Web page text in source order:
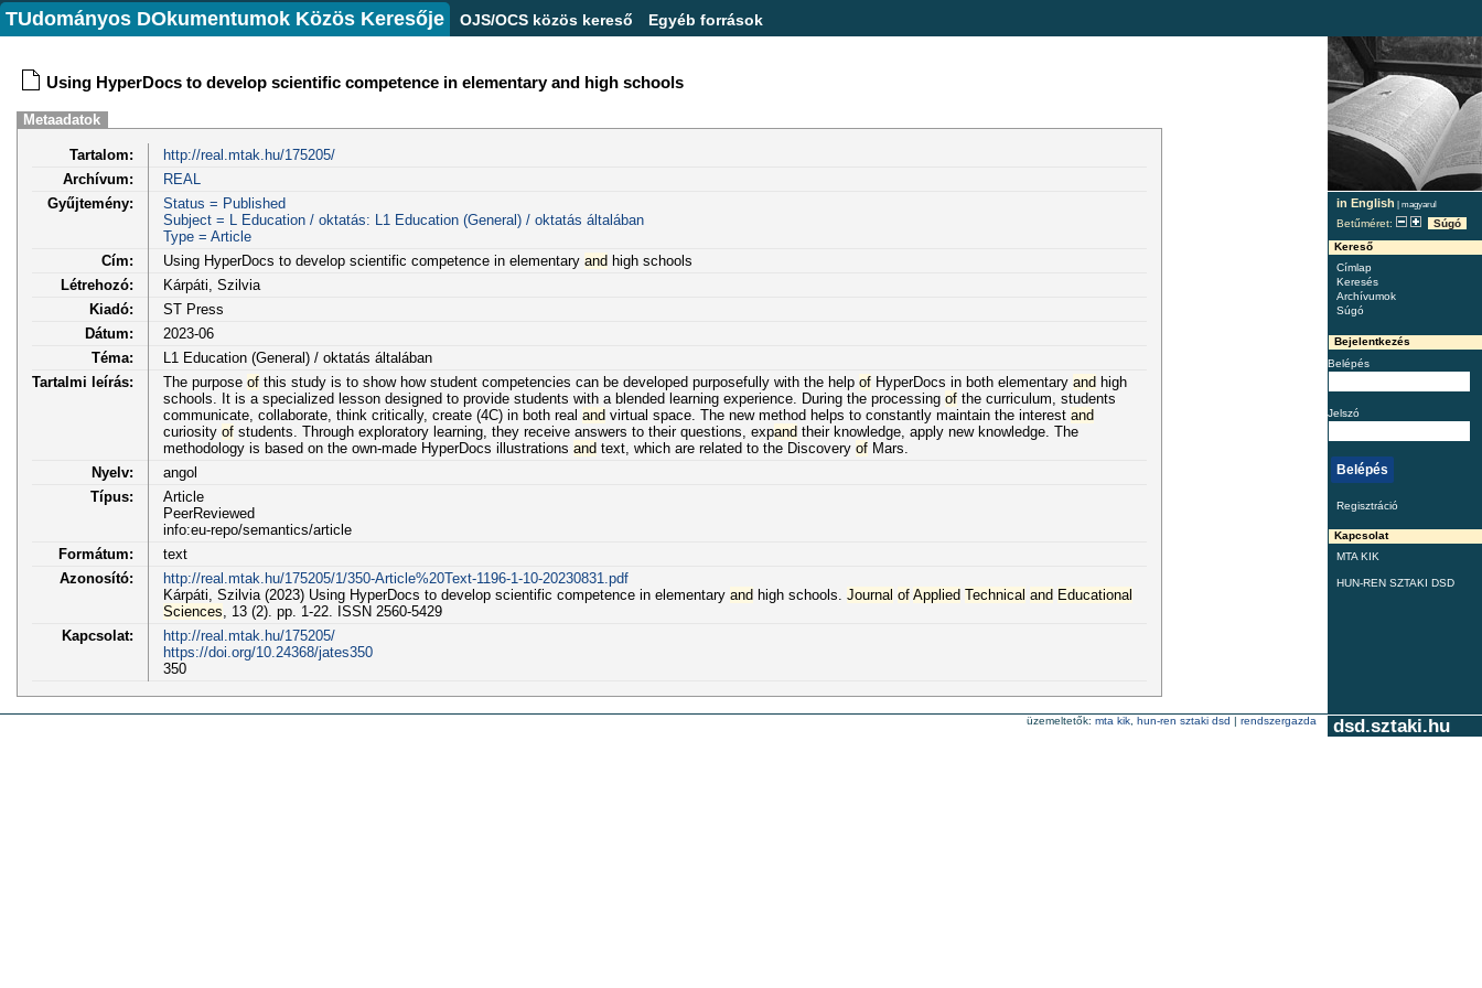
TUdományos DOkumentumok Közös Keresője OJS/OCS közös kereső Egyéb források
in English | magyarul
Betűméret:
Súgó
Kereső
Címlap
Keresés
Archívumok
Súgó
Bejelentkezés
Belépés
Jelszó
Regisztráció
Kapcsolat
MTA KIK
HUN-REN SZTAKI DSD
Using HyperDocs to develop scientific competence in elementary and high schools
Metaadatok
Tartalom:
http://real.mtak.hu/175205/
Archívum:
REAL
Gyűjtemény:
Status = Published
Subject = L Education / oktatás: L1 Education (General) / oktatás általában
Type = Article
Cím:
Using HyperDocs to develop scientific competence in elementary and high schools
Létrehozó:
Kárpáti, Szilvia
Kiadó:
ST Press
Dátum:
2023-06
Téma:
L1 Education (General) / oktatás általában
Tartalmi leírás:
The purpose ofthis study is to show how student competencies can be developed purposefully with the help ofHyperDocs in both elementary and high
schools. It is a specialized lesson designed to provide students with a blended learning experience. During the processing ofthe curriculum, students
communicate, collaborate, think critically, create (4C) in both real and virtual space. The new method helps to constantly maintain the interest and
curiosity ofstudents. Through exploratory learning, they receive answers to their questions, expand their knowledge, apply new knowledge. The
methodology is based on the own-made HyperDocs illustrations and text, which are related to the Discovery ofMars.
Nyelv:
angol
Típus:
Article
PeerReviewed
info:eu-repo/semantics/article
Formátum:
text
Azonosító:
http://real.mtak.hu/175205/1/350-Article%20Text-1196-1-10-20230831.pdf
Kárpáti, Szilvia (2023) Using HyperDocs to develop scientific competence in elementary and high schools. Journal of Applied Technical and Educational
Sciences , 13 (2). pp. 1-22. ISSN 2560-5429
Kapcsolat:
http://real.mtak.hu/175205/
https://doi.org/10.24368/jates350
350
dsd.sztaki.hu
üzemeltetők: mta kik hun-ren sztaki dsd | rendszergazda